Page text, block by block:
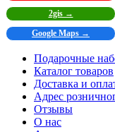
2gis →
Google Maps →
Подарочные
Каталог товаров
Доставка и
Адрес
Отзывы
О нас